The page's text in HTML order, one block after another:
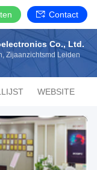
Contact
Co., Ltd.
Zijaanzichtsmd Leiden
WEBSITE